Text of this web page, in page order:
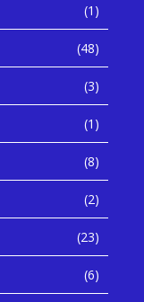
(1)
(48)
(3)
(1)
(8)
(2)
(23)
(6)